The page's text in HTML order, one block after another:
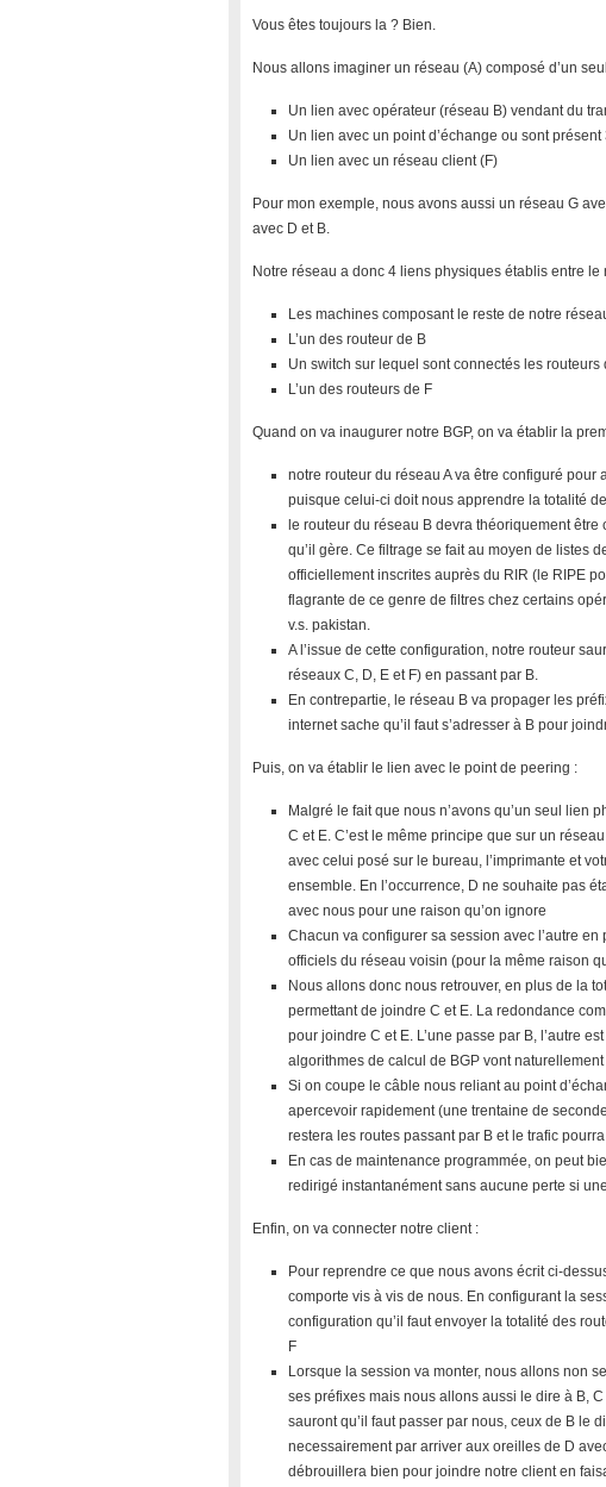
Vous êtes toujours la ? Bien.
Nous allons imaginer un réseau (A) composé d’un
Un lien avec opérateur (réseau B) vendant du
Un lien avec un point d’échange ou sont
Un lien avec un réseau client (F)
Pour mon exemple, nous avons aussi un réseau G
avec D et B.
Notre réseau a donc 4 liens physiques établis entre le
Les machines composant le reste de notre
L’un des routeur de B
Un switch sur lequel sont connectés les routeurs
L’un des routeurs de F
Quand on va inaugurer notre BGP, on va établir la
notre routeur du réseau A va être configuré pour
puisque celui-ci doit nous apprendre la totalité
le routeur du réseau B devra théoriquement
qu’il gère. Ce filtrage se fait au moyen de listes
officiellement inscrites auprès du RIR (le RIPE
flagrante de ce genre de filtres chez certains
v.s. pakistan.
A l’issue de cette configuration, notre routeur
réseaux C, D, E et F) en passant par B.
En contrepartie, le réseau B va propager les
internet sache qu’il faut s’adresser à B pour
Puis, on va établir le lien avec le point de peering :
Malgré le fait que nous n’avons qu’un seul lien
C et E. C’est le même principe que sur un
avec celui posé sur le bureau, l’imprimante et
ensemble. En l’occurrence, D ne souhaite pas
avec nous pour une raison qu’on ignore
Chacun va configurer sa session avec l’autre
officiels du réseau voisin (pour la même raison
Nous allons donc nous retrouver, en plus de la
permettant de joindre C et E. La redondance
pour joindre C et E. L’une passe par B, l’autre
algorithmes de calcul de BGP vont
Si on coupe le câble nous reliant au point
apercevoir rapidement (une trentaine de
restera les routes passant par B et le trafic
En cas de maintenance programmée, on peut
redirigé instantanément sans aucune perte si
Enfin, on va connecter notre client :
Pour reprendre ce que nous avons écrit ci-
comporte vis à vis de nous. En configurant la
configuration qu’il faut envoyer la totalité des
F
Lorsque la session va monter, nous allons non
ses préfixes mais nous allons aussi le dire à B,
sauront qu’il faut passer par nous, ceux de B le
necessairement par arriver aux oreilles de D
débrouillera bien pour joindre notre client en